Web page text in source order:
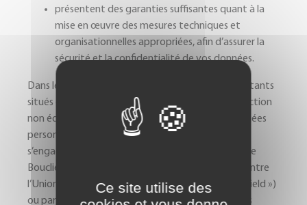
présentent des garanties suffisantes quant à la
mise en œuvre des mesures techniques et
organisationnelles appropriées, afin d’assurer la
sécurité et la confidentialité de vos données.
Dans les cas où la Société a recours à des sous-traitants
situés dans des pays offrant des niveaux de protection
non équivalents au niveau de protection des données
personnelles dans l’Union Européenne, la Société
s’engage à ce que ledit transfert soit encadré par le
Bouclier de protection des données mis en place entre
l’Union-Européenne et les Etats-Unis (« Privacy Shield »)
ou par la signature de clauses contractuelles types
Ce site utilise des